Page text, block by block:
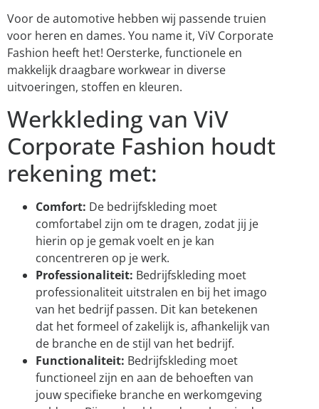
Voor de automotive hebben wij passende truien
voor heren en dames. You name it, ViV Corporate
Fashion heeft het! Oersterke, functionele en
makkelijk draagbare workwear in diverse
uitvoeringen, stoffen en kleuren.
Werkkleding van ViV
Corporate Fashion houdt
rekening met:
Comfort: De bedrijfskleding moet
comfortabel zijn om te dragen, zodat jij je
hierin op je gemak voelt en je kan
concentreren op je werk.
Professionaliteit: Bedrijfskleding moet
professionaliteit uitstralen en bij het imago
van het bedrijf passen. Dit kan betekenen
dat het formeel of zakelijk is, afhankelijk van
de branche en de stijl van het bedrijf.
Functionaliteit: Bedrijfskleding moet
functioneel zijn en aan de behoeften van
jouw specifieke branche en werkomgeving